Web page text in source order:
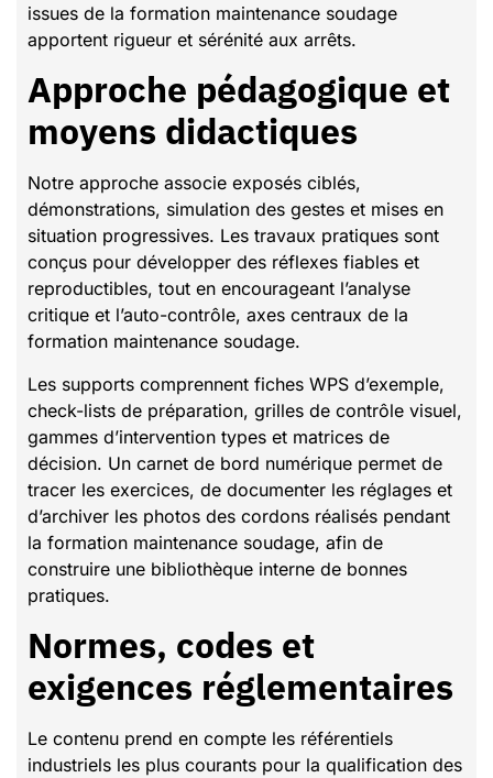
issues de la formation maintenance soudage
apportent rigueur et sérénité aux arrêts.
Approche pédagogique et
moyens didactiques
Notre approche associe exposés ciblés,
démonstrations, simulation des gestes et mises en
situation progressives. Les travaux pratiques sont
conçus pour développer des réflexes fiables et
reproductibles, tout en encourageant l’analyse
critique et l’auto-contrôle, axes centraux de la
formation maintenance soudage.
Les supports comprennent fiches WPS d’exemple,
check-lists de préparation, grilles de contrôle visuel,
gammes d’intervention types et matrices de
décision. Un carnet de bord numérique permet de
tracer les exercices, de documenter les réglages et
d’archiver les photos des cordons réalisés pendant
la formation maintenance soudage, afin de
construire une bibliothèque interne de bonnes
pratiques.
Normes, codes et
exigences réglementaires
Le contenu prend en compte les référentiels
industriels les plus courants pour la qualification des